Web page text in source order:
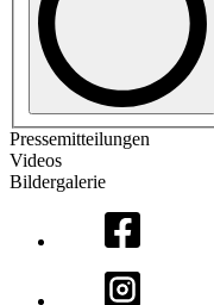
Pressemitteilungen
Videos
Bildergalerie